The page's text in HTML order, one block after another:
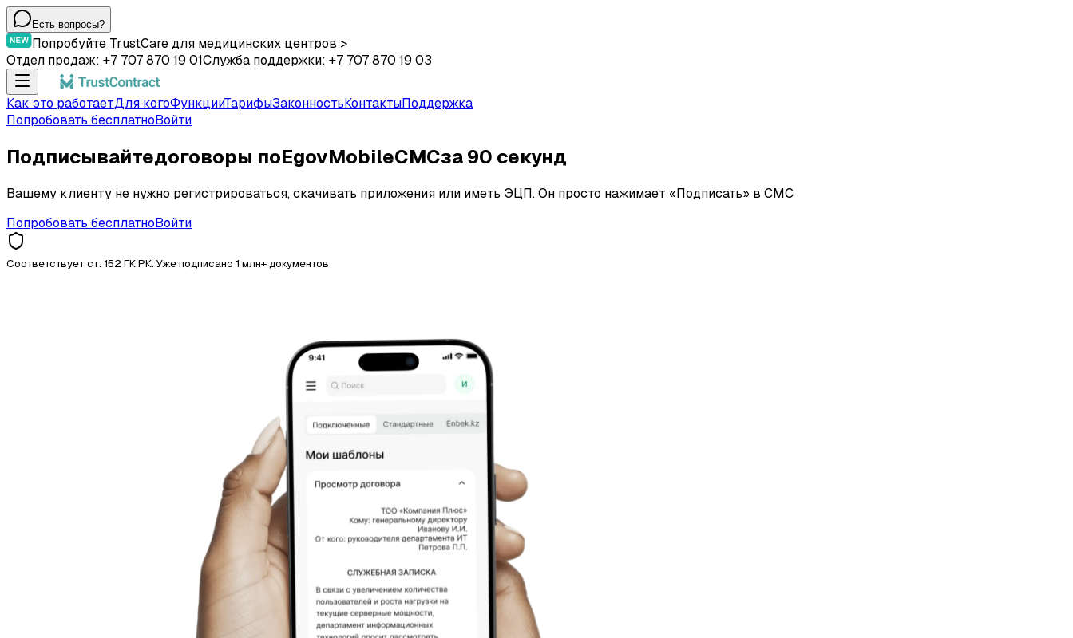
Есть вопросы?
Попробуйте TrustCare для медицинских центров >
Отдел продаж: +7 707 870 19 01Служба поддержки: +7 707 870 19 03
Как это работаетДля когоФункцииТарифыЗаконностьКонтактыПоддержка
Попробовать бесплатноВойти
Подписывайтедоговоры поEgovMobileСМСза 90 секунд
Вашему клиенту не нужно регистрироваться, скачивать приложения или иметь ЭЦП. Он просто нажимает «Подписать» в СМС
Попробовать бесплатноВойти
Соответствует ст. 152 ГК РК. Уже подписано 1 млн+ документов